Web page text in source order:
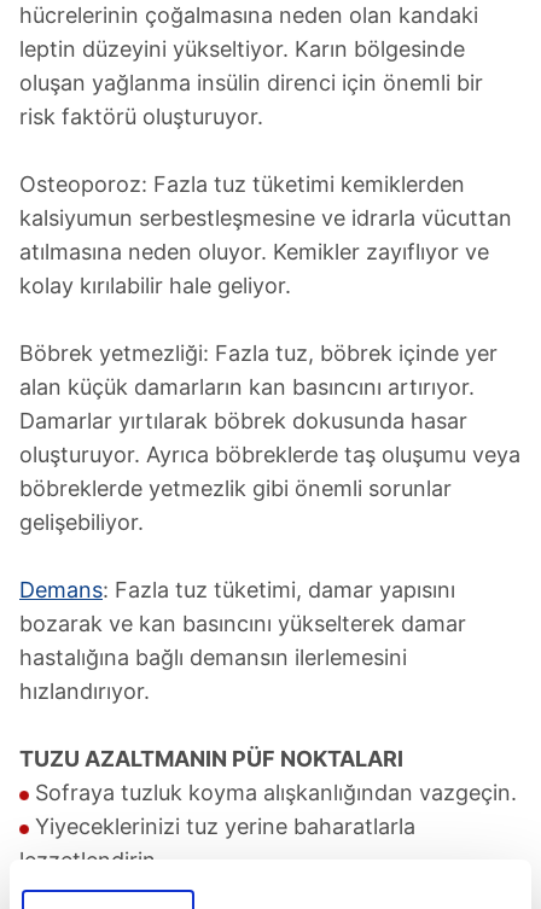
hücrelerinin çoğalmasına neden olan kandaki
leptin düzeyini yükseltiyor. Karın bölgesinde
oluşan yağlanma insülin direnci için önemli bir
risk faktörü oluşturuyor.
Osteoporoz: Fazla tuz tüketimi kemiklerden
kalsiyumun serbestleşmesine ve idrarla vücuttan
atılmasına neden oluyor. Kemikler zayıflıyor ve
kolay kırılabilir hale geliyor.
Böbrek yetmezliği: Fazla tuz, böbrek içinde yer
alan küçük damarların kan basıncını artırıyor.
Damarlar yırtılarak böbrek dokusunda hasar
oluşturuyor. Ayrıca böbreklerde taş oluşumu veya
böbreklerde yetmezlik gibi önemli sorunlar
gelişebiliyor.
Demans: Fazla tuz tüketimi, damar yapısını
bozarak ve kan basıncını yükselterek damar
hastalığına bağlı demansın ilerlemesini
hızlandırıyor.
TUZU AZALTMANIN PÜF NOKTALARI
Sofraya tuzluk koyma alışkanlığından vazgeçin.
Yiyeceklerinizi tuz yerine baharatlarla
lezzetlendirin.
Alışveriş yaparken son kullanma tarihi dışında